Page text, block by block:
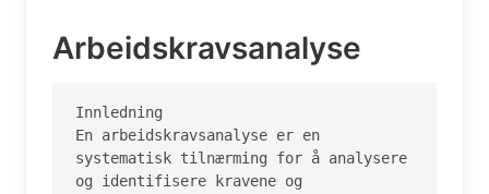
Arbeidskravsanalyse
Innledning
En arbeidskravsanalyse er en
systematisk tilnærming for å analysere
og identifisere kravene og